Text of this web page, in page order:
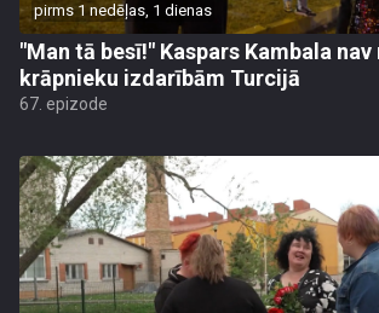
pirms 1 nedēļas, 1 dienas
"Man tā besī!" Kaspars Kambala
krāpnieku izdarībām Turcijā
67. epizode